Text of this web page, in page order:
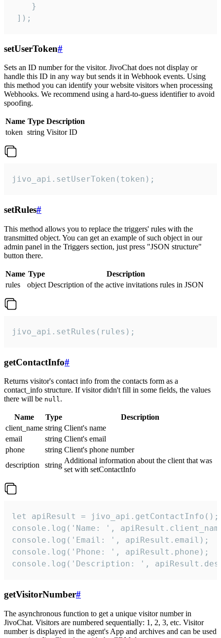
    }
]);
setUserToken#
Sets an ID number for the visitor. JivoChat does not display or
handle this ID in any way but sends it in Webhook events. Using
this method you can identify your website visitors when processing
Webhooks. We recommend using a hard-to-guess identifier to avoid
spoofing.
Name Type Description
token string Visitor ID
jivo_api.setUserToken(token);
setRules#
This method allows you to replace the triggers' rules with the
transmitted object. You can get an example of such object in our
admin panel in the Triggers section, just press "JSON structure"
button there.
Name Type
Description
rules
object Description of the active invitations rules in JSON
jivo_api.setRules(rules);
getContactInfo#
Returns visitor's contact info from the contacts form as a
contact_info structure. If visitor didn't fill in some fields, the values
there will be null.
Name Type
Description
client_name string Client's name
email
string Client's email
phone
string Client's phone number
description
string
Additional information about the client that was
set with setContactInfo
let apiResult = jivo_api.getContactInfo();
console.log('Name: ',
console.log('Email: ', apiResult.email);
console.log('Phone: ', apiResult.phone);
console.log('Description: ',
getVisitorNumber#
The asynchronous function to get a unique visitor number in
JivoChat. Visitors are numbered sequentially: 1, 2, 3, etc. Visitor
number is displayed in the agent's App and archives and can be used